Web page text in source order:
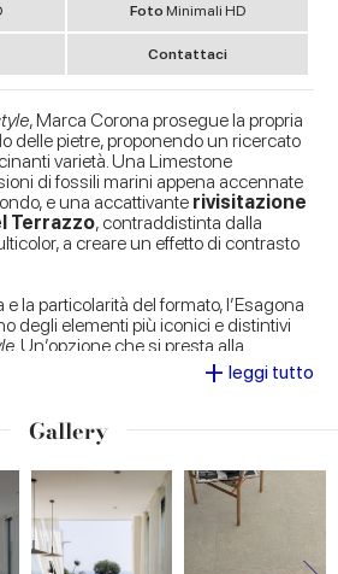
Foto Minimali HD
Contattaci
, Marca Corona prosegue la propria
delle pietre, proponendo un ricercato
varietà. Una Limestone
di fossili marini appena accennate
e una accattivante rivisitazione
Terrazzo, contraddistinta dalla
a creare un effetto di contrasto
la particolarità del formato, l’Esagona
degli elementi più iconici e distintivi
. Un’opzione che si presta alla
soluzioni di posa, schiudendo la
di personalizzazione degli
+ leggi tutto
Gallery